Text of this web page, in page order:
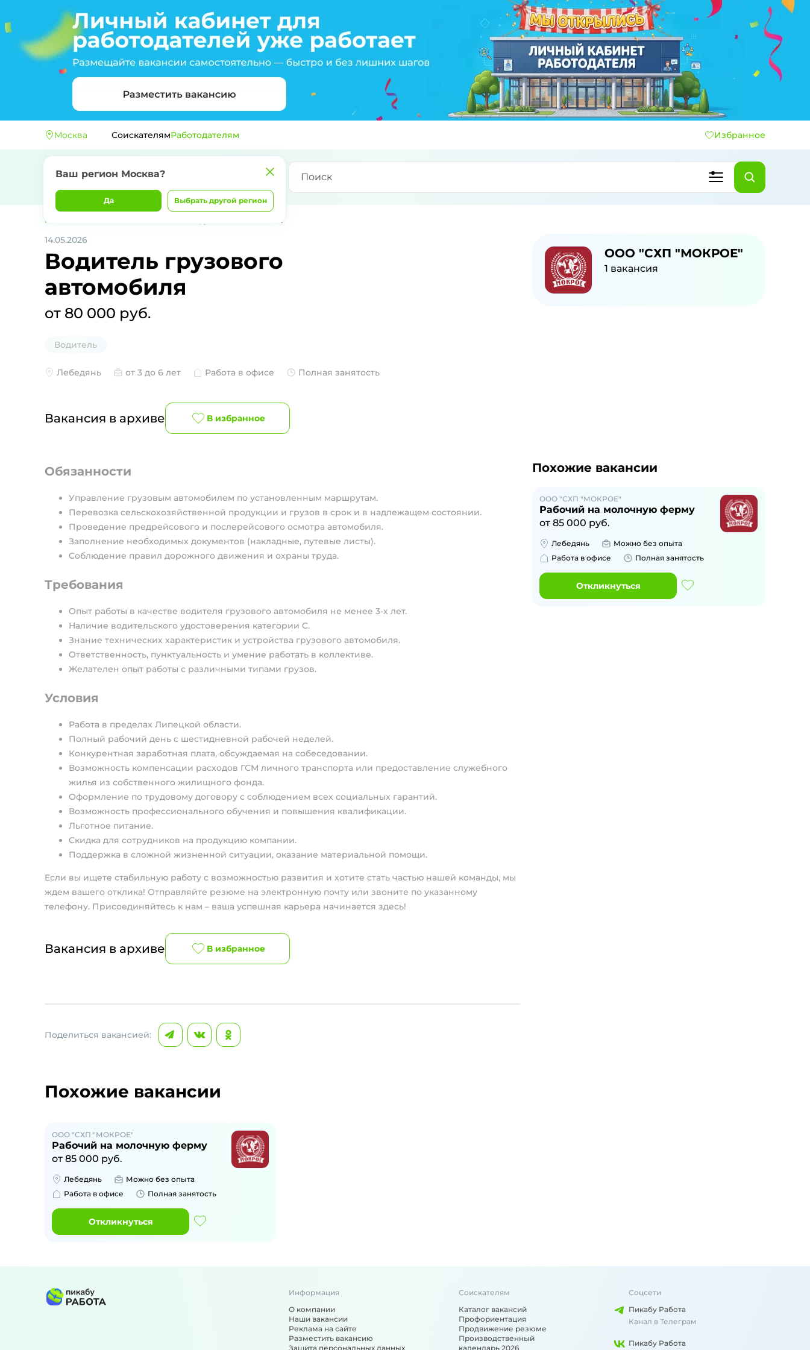
Москва
Ваш регион Москва?
Да Выбрать другой регион
СоискателямРаботодателям Избранное
Главная Водитель грузового автомобиля
14.05.2026
Водитель грузового
автомобиля
от 80 000 руб.
Водитель
Лебедянь от 3 до 6 лет Работа в офисе Полная занятость
Вакансия в архиве В избранное
ООО "СХП "МОКРОЕ"
1 вакансия
Обязанности
Управление грузовым автомобилем по установленным маршрутам.
Перевозка сельскохозяйственной продукции и грузов в срок и в надлежащем состоянии.
Проведение предрейсового и послерейсового осмотра автомобиля.
Заполнение необходимых документов (накладные, путевые листы).
Соблюдение правил дорожного движения и охраны труда.
Требования
Опыт работы в качестве водителя грузового автомобиля не менее 3-х лет.
Наличие водительского удостоверения категории C.
Знание технических характеристик и устройства грузового автомобиля.
Ответственность, пунктуальность и умение работать в коллективе.
Желателен опыт работы с различными типами грузов.
Условия
Работа в пределах Липецкой области.
Полный рабочий день с шестидневной рабочей неделей.
Конкурентная заработная плата, обсуждаемая на собеседовании.
Возможность компенсации расходов ГСМ личного транспорта или предоставление служебного
жилья из собственного жилищного фонда.
Оформление по трудовому договору с соблюдением всех социальных гарантий.
Возможность профессионального обучения и повышения квалификации.
Льготное питание.
Скидка для сотрудников на продукцию компании.
Поддержка в сложной жизненной ситуации, оказание материальной помощи.
Если вы ищете стабильную работу с возможностью развития и хотите стать частью нашей команды, мы
ждем вашего отклика! Отправляйте резюме на электронную почту или звоните по указанному
телефону. Присоединяйтесь к нам – ваша успешная карьера начинается здесь!
Вакансия в архиве В избранное
Поделиться вакансией:
Похожие вакансии
ООО "СХП "МОКРОЕ"
Рабочий на молочную ферму
от 85 000 руб.
Лебедянь
Можно без опыта
Работа в офисе
Полная занятость
Откликнуться
Похожие вакансии
ООО "СХП "МОКРОЕ"
Рабочий на молочную ферму
от 85 000 руб.
Лебедянь
Можно без опыта
Работа в офисе
Полная занятость
Откликнуться
Информация
О компании
Наши вакансии
Реклама на сайте
Разместить вакансию
Защита персональных данных
Соискателям
Каталог вакансий
Профориентация
Продвижение резюме
Производственный
календарь 2026
Соцсети
Пикабу Работа
Канал в Телеграм
Пикабу Работа